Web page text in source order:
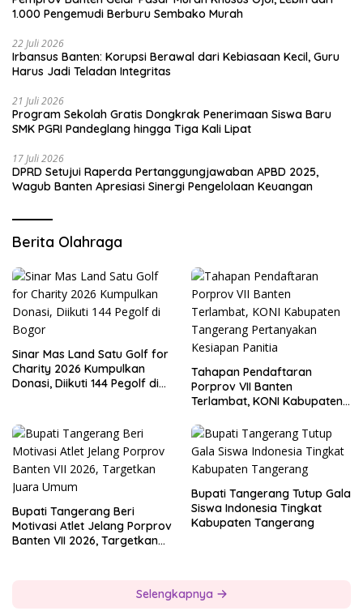
1.000 Pengemudi Berburu Sembako Murah
22 Juli 2026
Irbansus Banten: Korupsi Berawal dari Kebiasaan Kecil, Guru
Harus Jadi Teladan Integritas
21 Juli 2026
Program Sekolah Gratis Dongkrak Penerimaan Siswa Baru
SMK PGRI Pandeglang hingga Tiga Kali Lipat
17 Juli 2026
DPRD Setujui Raperda Pertanggungjawaban APBD 2025,
Wagub Banten Apresiasi Sinergi Pengelolaan Keuangan
Berita Olahraga
Sinar Mas Land Satu Golf for
Charity 2026 Kumpulkan
Donasi, Diikuti 144 Pegolf di
Tahapan Pendaftaran
Porprov VII Banten
Terlambat, KONI Kabupaten
Kesiapan Panitia
Bupati Tangerang Beri
Motivasi Atlet Jelang Porprov
Banten VII 2026, Targetkan
Bupati Tangerang Tutup Gala
Siswa Indonesia Tingkat
Kabupaten Tangerang
Selengkapnya